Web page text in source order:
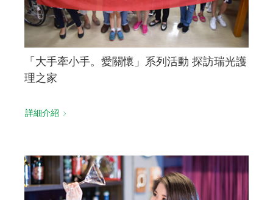
「大手牽小手。愛關懷」系列活動 探訪瑞光護
理之家
詳細介紹